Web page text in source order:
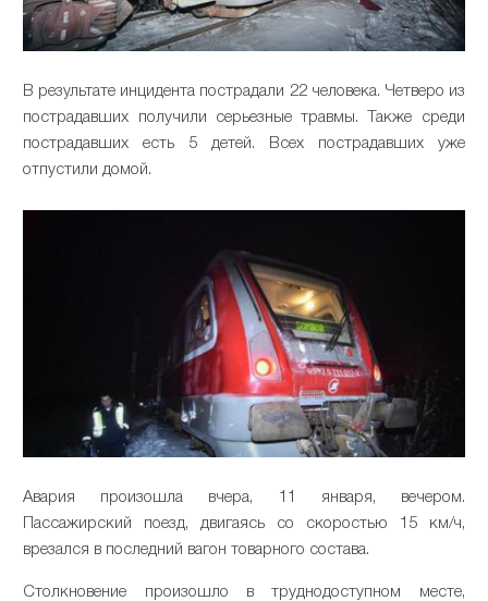
В результате инцидента пострадали 22 человека. Четверо из
пострадавших получили серьезные травмы. Также среди
пострадавших есть 5 детей. Всех пострадавших уже
отпустили домой.
Авария произошла вчера, 11 января, вечером.
Пассажирский поезд, двигаясь со скоростью 15 км/ч,
врезался в последний вагон товарного состава.
Столкновение произошло в труднодоступном месте,